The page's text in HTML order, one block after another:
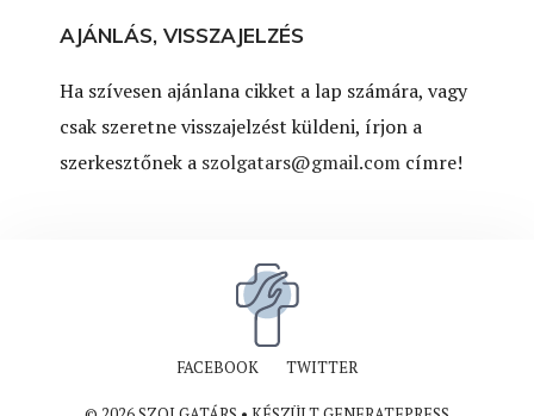
AJÁNLÁS, VISSZAJELZÉS
Ha szívesen ajánlana cikket a lap számára, vagy
csak szeretne visszajelzést küldeni, írjon a
szerkesztőnek a szolgatars@gmail.com címre!
FACEBOOK TWITTER